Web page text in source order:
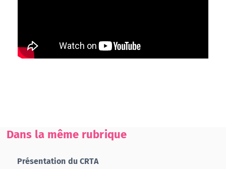
Dans la même rubrique
Présentation du CRTA